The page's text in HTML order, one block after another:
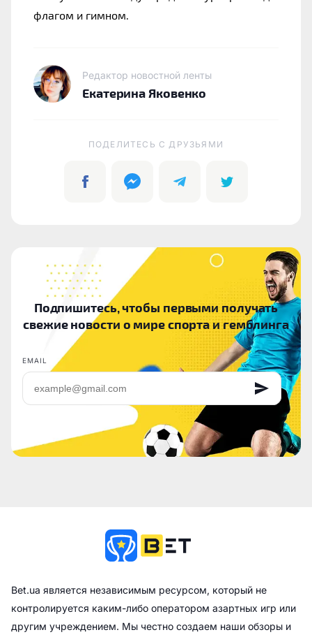
флагом и гимном.
Редактор новостной ленты
Екатерина Яковенко
ПОДЕЛИТЕСЬ C ДРУЗЬЯМИ
Подпишитесь, чтобы первыми получать
свежие новости о мире спорта и гемблинга
EMAIL
Bet.ua является независимым ресурсом, который не
контролируется каким-либо оператором азартных игр или
другим учреждением. Мы честно создаем наши обзоры и